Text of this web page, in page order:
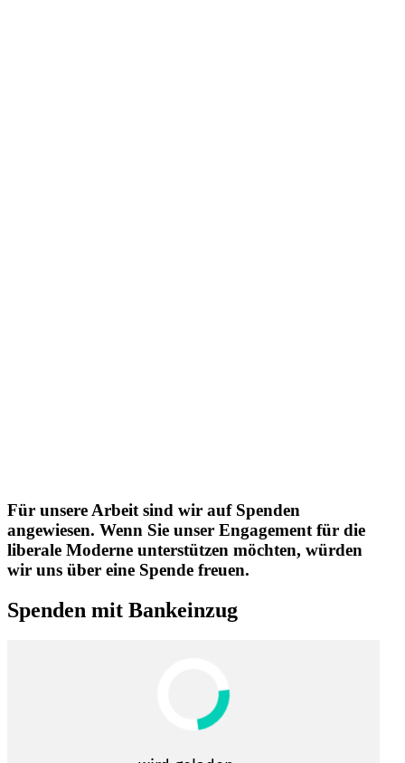
Für unsere Arbeit sind wir auf Spenden
angewiesen. Wenn Sie unser Engagement für die
liberale Moderne unter­stützen möchten, würden
wir uns über eine Spende freuen.
Spenden mit Bankeinzug